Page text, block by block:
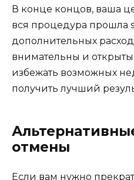
В конце концов, ваша
вся процедура прошла
дополнительных
внимательны и
избежать возможных
получить лучший
отмены
Если вам нужно